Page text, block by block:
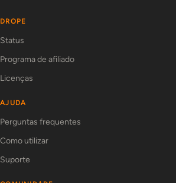
DROPE
Status
Programa de afiliado
Licenças
AJUDA
Perguntas frequentes
Como utilizar
Suporte